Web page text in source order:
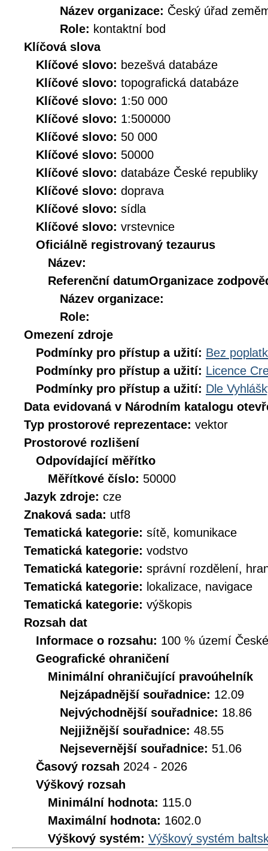
Název organizace: Český úřad
Role: kontaktní bod
Klíčová slova
Klíčové slovo: bezešvá databáze
Klíčové slovo: topografická databáze
Klíčové slovo: 1:50 000
Klíčové slovo: 1:500000
Klíčové slovo: 50 000
Klíčové slovo: 50000
Klíčové slovo: databáze České republiky
Klíčové slovo: doprava
Klíčové slovo: sídla
Klíčové slovo: vrstevnice
Oficiálně registrovaný tezaurus
Název:
Referenční datumOrganizace
Název organizace:
Role:
Omezení zdroje
Podmínky pro přístup a užití: Bez
Podmínky pro přístup a užití: Licence
Podmínky pro přístup a užití: Dle
Data evidovaná v Národním katalogu
Typ prostorové reprezentace: vektor
Prostorové rozlišení
Odpovídající měřítko
Měřítkové číslo: 50000
Jazyk zdroje: cze
Znaková sada: utf8
Tematická kategorie: sítě, komunikace
Tematická kategorie: vodstvo
Tematická kategorie: správní rozdělení,
Tematická kategorie: lokalizace, navigace
Tematická kategorie: výškopis
Rozsah dat
Informace o rozsahu: 100 % území
Geografické ohraničení
Minimální ohraničující pravoúhelník
Nejzápadnější souřadnice: 12.09
Nejvýchodnější souřadnice: 18.86
Nejjižnější souřadnice: 48.55
Nejsevernější souřadnice: 51.06
Časový rozsah 2024 - 2026
Výškový rozsah
Minimální hodnota: 115.0
Maximální hodnota: 1602.0
Výškový systém: Výškový systém